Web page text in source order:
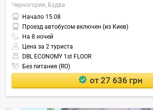
Черногория, Будва
Начало 15.08
Проезд автобусом включен (из Киев)
На 8 ночей
Цена за 2 туриста
DBL ECONOMY 1st FLOOR
Без питания (RO)
от 27 636 грн